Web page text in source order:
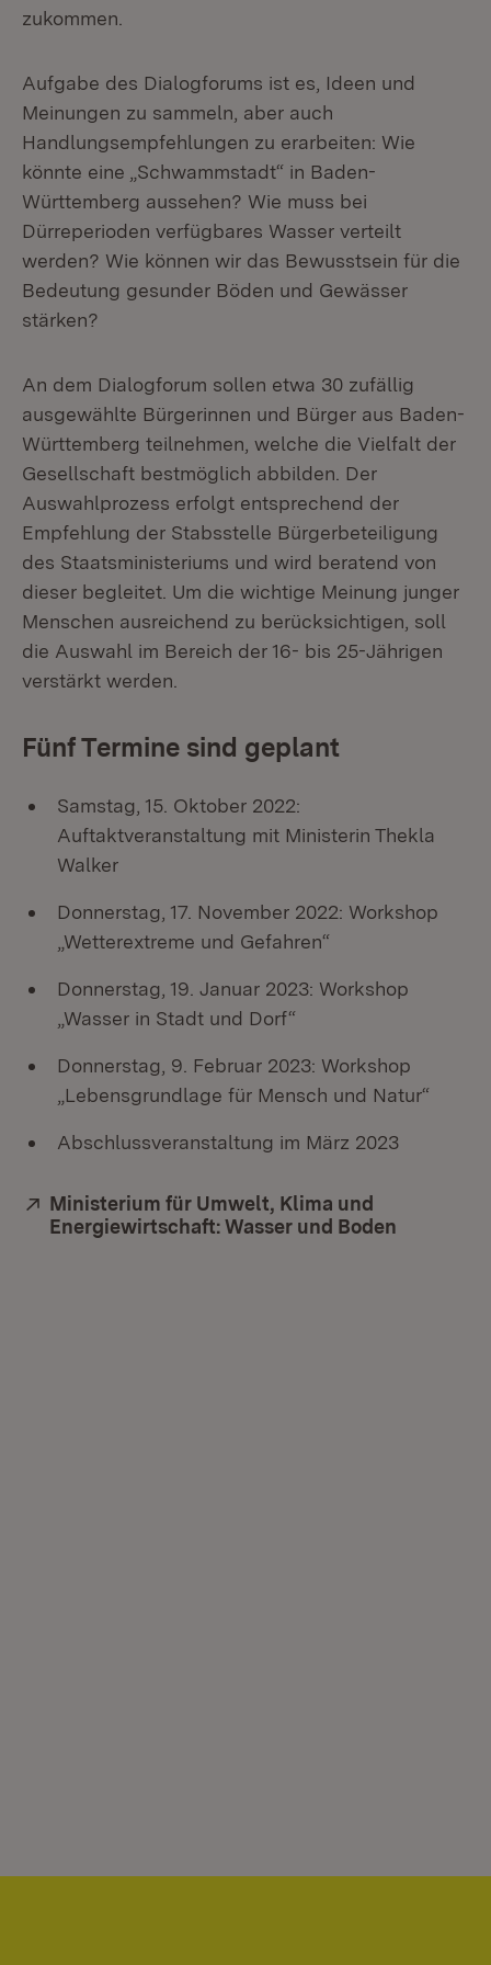
zukommen.
Aufgabe des Dialogforums ist es, Ideen und
Meinungen zu sammeln, aber auch
Handlungsempfehlungen zu erarbeiten: Wie
könnte eine „Schwammstadt“ in Baden-
Württemberg aussehen? Wie muss bei
Dürreperioden verfügbares Wasser verteilt
werden? Wie können wir das Bewusstsein für die
Bedeutung ge­sunder Böden und Gewässer
stärken?
An dem Dialogforum sollen etwa 30 zufällig
ausgewählte Bürgerinnen und Bürger aus Baden-
Württemberg teilnehmen, welche die Vielfalt der
Gesellschaft bestmöglich abbilden. Der
Auswahlprozess erfolgt entsprechend der
Empfehlung der Stabsstelle Bürgerbeteiligung
des Staatsministeriums und wird beratend von
dieser begleitet. Um die wichtige Meinung junger
Menschen aus­reichend zu berücksichtigen, soll
die Auswahl im Bereich der 16- bis 25-Jährigen
verstärkt werden.
Fünf Termine sind geplant
Samstag, 15. Oktober 2022:
Auftaktveranstaltung mit Ministerin Thekla
Walker
Donnerstag, 17. November 2022: Workshop
„Wetterextreme und Gefahren“
Donnerstag, 19. Januar 2023: Workshop
„Wasser in Stadt und Dorf“
Donnerstag, 9. Februar 2023: Workshop
„Lebensgrundlage für Mensch und Natur“
Abschlussveranstaltung im März 2023
Extern:
Ministerium für Umwelt, Klima und
Energiewirtschaft: Wasser und Boden